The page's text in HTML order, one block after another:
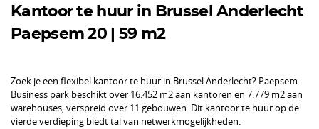
Kantoor te huur in Brussel Anderlecht
Paepsem 20 | 59 m2
Zoek je een flexibel kantoor te huur in Brussel Anderlecht? Paepsem
Business park beschikt over 16.452 m2 aan kantoren en 7.779 m2 aan
warehouses, verspreid over 11 gebouwen. Dit kantoor te huur op de
vierde verdieping biedt tal van netwerkmogelijkheden.